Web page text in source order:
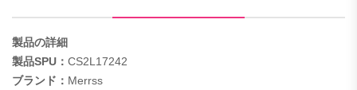
製品の詳細
製品SPU： CS2L17242
ブランド： Merrss